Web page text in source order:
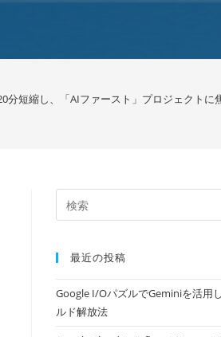
分短縮し、「AIファースト」プロジェクトに
最近の投稿
Google I/OパズルでGeminiを活用
ルド解放法